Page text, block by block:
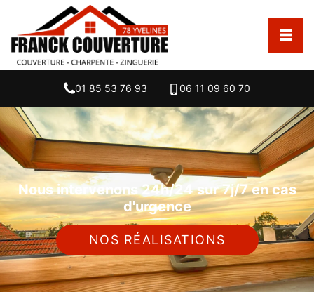
01 85 53 76 93 06 11 09 60 70
Nous intervenons 24h/24 sur 7j/7 en cas
d'urgence
NOS RÉALISATIONS